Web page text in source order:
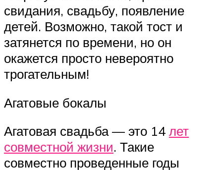
свидания, свадьбу, появление
детей. Возможно, такой тост и
затянется по времени, но он
окажется просто невероятно
трогательным!
Агатовые бокалы
Агатовая свадьба — это 14 лет
совместной жизни. Такие
совместно проведенные годы